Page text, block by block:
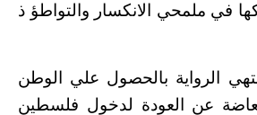
في ملمحي الانكسار والتواطؤ ذ
الرواية بالحصول علي الوطن
عن العودة لدخول فلسطين